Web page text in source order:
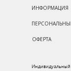
ОФЕРТА
ИНФОРМАЦИЯ